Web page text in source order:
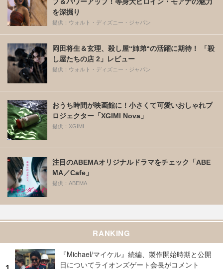
プ＆パワーアップ！等身大ヒロイン・モアナの魅力
を深掘り
提供：ウォルト・ディズニー・ジャパン
岡田将生＆玄理、殺し屋“姉弟“の活躍に期待！ 「殺
し屋たちの店 2」レビュー
提供：ウォルト・ディズニー・ジャパン
おうち時間が映画館に！小さくて可愛いおしゃれプ
ロジェクター「XGIMI Nova」
提供：XGIMI
注目のABEMAオリジナルドラマをチェック「ABE
MA／Cafe」
提供：ABEMA
RANKING
『Michael/マイケル』続編、製作開始時期と公開
日についてライオンズゲート会長がコメント